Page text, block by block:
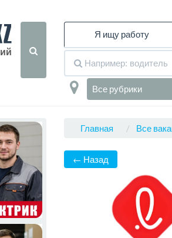
Я ищу работу
Все рубрики
Главная Все
← Назад